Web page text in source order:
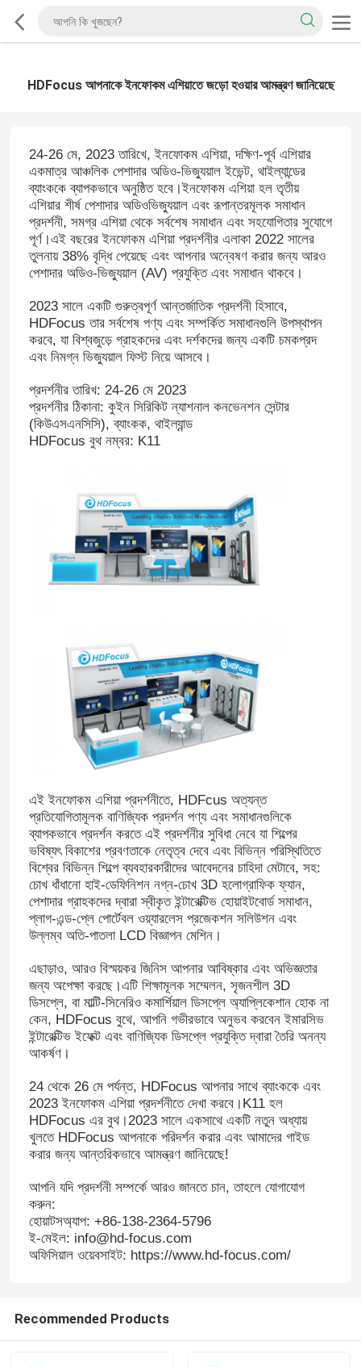
HDFocus আপনাকে ইনফোকম এশিয়াতে জড়ো হওয়ার আমন্ত্রণ জানিয়েছে
24-26 মে, 2023 তারিখে, ইনফোকম এশিয়া, দক্ষিণ-পূর্ব এশিয়ার
একমাত্র আঞ্চলিক পেশাদার অডিও-ভিজ্যুয়াল ইভেন্ট, থাইল্যান্ডের
ব্যাংককে ব্যাপকভাবে অনুষ্ঠিত হবে।ইনফোকম এশিয়া হল তৃতীয়
এশিয়ার শীর্ষ পেশাদার অডিওভিজ্যুয়াল এবং রূপান্তরমূলক সমাধান
প্রদর্শনী, সমগ্র এশিয়া থেকে সর্বশেষ সমাধান এবং সহযোগিতার সুযোগে
পূর্ণ।এই বছরের ইনফোকম এশিয়া প্রদর্শনীর এলাকা 2022 সালের
তুলনায় 38% বৃদ্ধি পেয়েছে এবং আপনার অন্বেষণ করার জন্য আরও
পেশাদার অডিও-ভিজ্যুয়াল (AV) প্রযুক্তি এবং সমাধান থাকবে।
2023 সালে একটি গুরুত্বপূর্ণ আন্তর্জাতিক প্রদর্শনী হিসাবে,
HDFocus তার সর্বশেষ পণ্য এবং সম্পর্কিত সমাধানগুলি উপস্থাপন
করবে, যা বিশ্বজুড়ে গ্রাহকদের এবং দর্শকদের জন্য একটি চমকপ্রদ
এবং নিমগ্ন ভিজ্যুয়াল ফিস্ট নিয়ে আসবে।
প্রদর্শনীর তারিখ: 24-26 মে 2023
প্রদর্শনীর ঠিকানা: কুইন সিরিকিট ন্যাশনাল কনভেনশন সেন্টার
(কিউএসএনসিসি), ব্যাংকক, থাইল্যান্ড
HDFocus বুথ নম্বর: K11
এই ইনফোকম এশিয়া প্রদর্শনীতে, HDFcus অত্যন্ত
প্রতিযোগিতামূলক বাণিজ্যিক প্রদর্শন পণ্য এবং সমাধানগুলিকে
ব্যাপকভাবে প্রদর্শন করতে এই প্রদর্শনীর সুবিধা নেবে যা শিল্পের
ভবিষ্যৎ বিকাশের প্রবণতাকে নেতৃত্ব দেবে এবং বিভিন্ন পরিস্থিতিতে
বিশ্বের বিভিন্ন শিল্পে ব্যবহারকারীদের আবেদনের চাহিদা মেটাবে, সহ:
চোখ ধাঁধানো হাই-ডেফিনিশন নগ্ন-চোখ 3D হলোগ্রাফিক ফ্যান,
পেশাদার গ্রাহকদের দ্বারা স্বীকৃত ইন্টারেক্টিভ হোয়াইটবোর্ড সমাধান,
প্লাগ-এন্ড-প্লে পোর্টেবল ওয়্যারলেস প্রজেকশন সলিউশন এবং
উল্লম্ব অতি-পাতলা LCD বিজ্ঞাপন মেশিন।
এছাড়াও, আরও বিস্ময়কর জিনিস আপনার আবিষ্কার এবং অভিজ্ঞতার
জন্য অপেক্ষা করছে।এটি শিক্ষামূলক সম্মেলন, সৃজনশীল 3D
ডিসপ্লে, বা মাল্টি-সিনেরিও কমার্শিয়াল ডিসপ্লে অ্যাপ্লিকেশান হোক না
কেন, HDFocus বুথে, আপনি গভীরভাবে অনুভব করবেন ইমারসিভ
ইন্টারেক্টিভ ইফেক্ট এবং বাণিজ্যিক ডিসপ্লে প্রযুক্তি দ্বারা তৈরি অনন্য
আকর্ষণ।
24 থেকে 26 মে পর্যন্ত, HDFocus আপনার সাথে ব্যাংককে এবং
2023 ইনফোকম এশিয়া প্রদর্শনীতে দেখা করবে।K11 হল
HDFocus এর বুথ।2023 সালে একসাথে একটি নতুন অধ্যায়
খুলতে HDFocus আপনাকে পরিদর্শন করার এবং আমাদের গাইড
করার জন্য আন্তরিকভাবে আমন্ত্রণ জানিয়েছে!
আপনি যদি প্রদর্শনী সম্পর্কে আরও জানতে চান, তাহলে যোগাযোগ
করুন:
হোয়াটসঅ্যাপ: +86-138-2364-5796
ই-মেইল: info@hd-focus.com
অফিসিয়াল ওয়েবসাইট: https://www.hd-focus.com/
Recommended Products